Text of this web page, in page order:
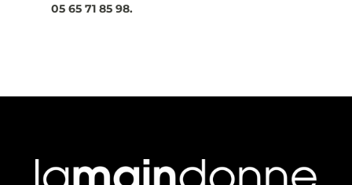
05 65 71 85 98.